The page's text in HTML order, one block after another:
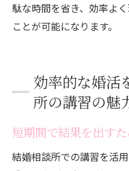
駄な時間を省き、効率よ
ことが可能になります。
効率的な婚活
所の講習の魅
短期間で結果を出す
結婚相談所での講習を活